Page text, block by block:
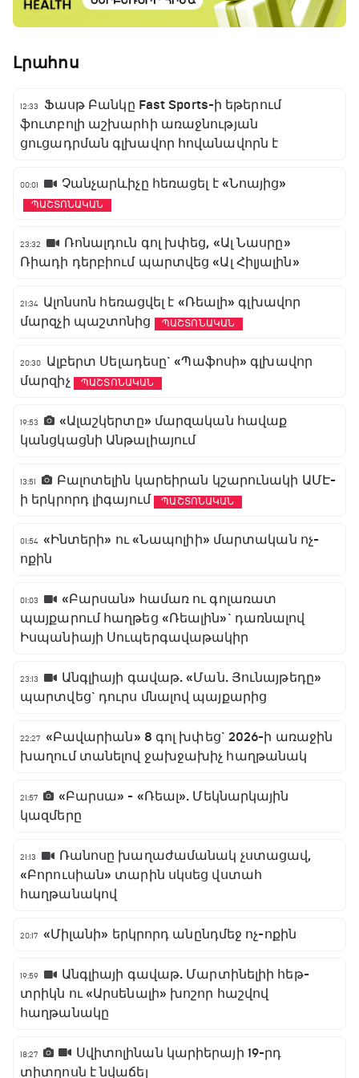
Լրահոս
12:33
Ֆասթ Բանկը Fast Sports-ի եթերում
ֆուտբոլի աշխարհի առաջնության
ցուցադրման գլխավոր հովանավորն է
00:01 Չանչարևիչը հեռացել է «Նոայից»
ՊԱՇՏՈՆԱԿԱՆ
23:32
Ռոնալդուն գոլ խփեց, «Ալ Նասրը»
Ռիադի դերբիում պարտվեց «Ալ Հիլյալին»
21:34 Ալոնսոն հեռացվել է «Ռեալի» գլխավոր
մարզչի պաշտոնից
ՊԱՇՏՈՆԱԿԱՆ
20:30
Ալբերտ Սելադեսը` «Պաֆոսի» գլխավոր
մարզիչ
ՊԱՇՏՈՆԱԿԱՆ
19:53
«Ալաշկերտը» մարզական հավաք
կանցկացնի Անթալիայում
13:51
Բալոտելին կարեիրան կշարունակի ԱՄԷ-
ի երկրորդ լիգայում
ՊԱՇՏՈՆԱԿԱՆ
01:54 «Ինտերի» ու «Նապոլիի» մարտական ոչ-
ոքին
01:03
«Բարսան» համառ ու գոլառատ
պայքարում հաղթեց «Ռեալին»` դառնալով
Իսպանիայի Սուպերգավաթակիր
23:13
Անգլիայի գավաթ. «Ման. Յունայթեդը»
պարտվեց` դուրս մնալով պայքարից
22:27 «Բավարիան» 8 գոլ խփեց` 2026-ի առաջին
խաղում տանելով ջախջախիչ հաղթանակ
21:57
«Բարսա» - «Ռեալ». Մեկնարկային
կազմերը
21:13
Ռանոսը խաղաժամանակ չստացավ,
«Բորուսիան» տարին սկսեց վստահ
հաղթանակով
20:17 «Միլանի» երկրորդ անընդմեջ ոչ-ոքին
19:59
Անգլիայի գավաթ. Մարտինելիի հեթ-
տրիկն ու «Արսենալի» խոշոր հաշվով
հաղթանակը
18:27
Սվիտոլինան կարիերայի 19-րդ
տիտղոսն է նվաճել